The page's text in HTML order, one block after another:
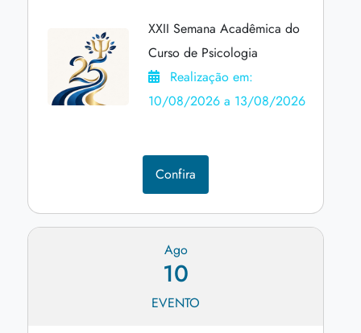
XXII Semana Acadêmica do
Curso de Psicologia
Realização em:
10/08/2026 a 13/08/2026
Confira
Ago
10
EVENTO